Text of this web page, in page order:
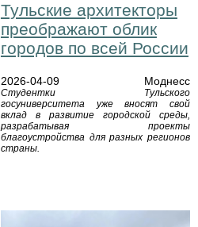
Тульские архитекторы
преображают облик
городов по всей России
2026-04-09 Моднесс
Студентки Тульского
госуниверситета уже вносят свой
вклад в развитие городской среды,
разрабатывая проекты
благоустройства для разных регионов
страны.